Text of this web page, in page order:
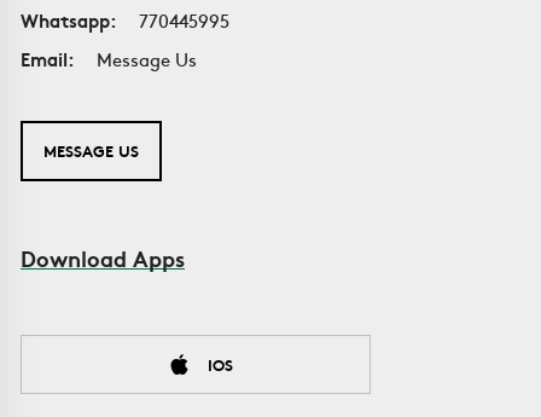
Whatsapp:
770445995
Email:
Message Us
MESSAGE US
Download Apps
IOS